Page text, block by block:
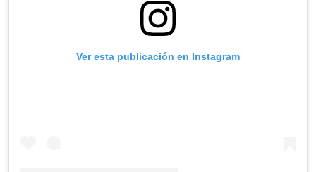
Ver esta publicación en Instagram